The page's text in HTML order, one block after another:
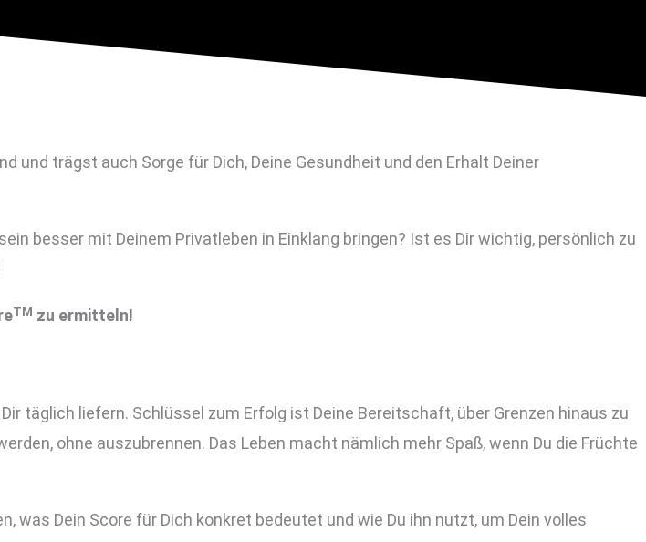
und trägst auch Sorge für Dich, Deine Gesundheit und den Erhalt Deiner
besser mit Deinem Privatleben in Einklang bringen? Ist es Dir wichtig, persönlich zu
TM zu ermitteln!
täglich liefern. Schlüssel zum Erfolg ist Deine Bereitschaft, über Grenzen hinaus zu
ohne auszubrennen. Das Leben macht nämlich mehr Spaß, wenn Du die Früchte
was Dein Score für Dich konkret bedeutet und wie Du ihn nutzt, um Dein volles